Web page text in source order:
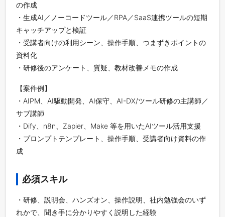
の作成
・生成AI／ノーコードツール／RPA／SaaS連携ツールの短期
キャッチアップと検証
・受講者向けの利用シーン、操作手順、つまずきポイントの
資料化
・研修後のアンケート、質疑、教材改善メモの作成
【案件例】
・AIPM、AI駆動開発、AI保守、AI-DX/ツール研修の主講師／
サブ講師
・Dify、n8n、Zapier、Make 等を用いたAIツール活用支援
・プロンプトテンプレート、操作手順、受講者向け資料の作
成
必須スキル
・研修、説明会、ハンズオン、操作説明、社内勉強会のいず
れかで、聞き手に分かりやすく説明した経験